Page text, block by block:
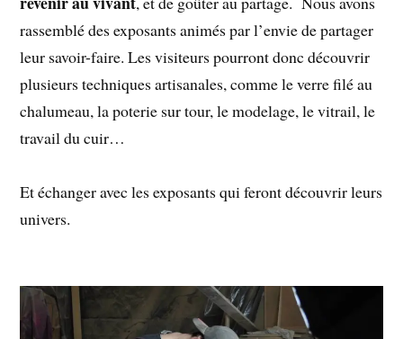
rassemblé des exposants animés par l’envie de partager
leur savoir-faire. Les visiteurs pourront donc découvrir
plusieurs techniques artisanales, comme le verre filé au
chalumeau, la poterie sur tour, le modelage, le vitrail, le
travail du cuir…
Et échanger avec les exposants qui feront découvrir leurs
univers.